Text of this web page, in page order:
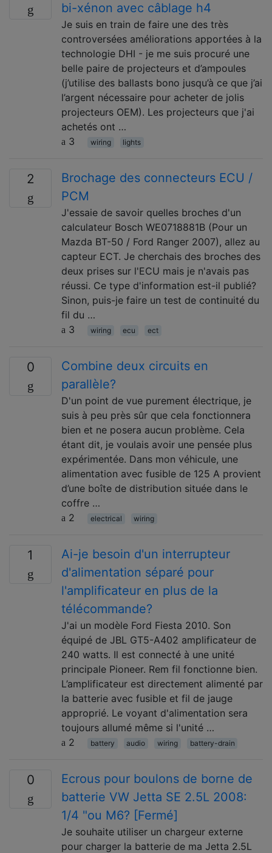
bi-xénon avec câblage h4
Je suis en train de faire une des très
controversées améliorations apportées à la
technologie DHI - je me suis procuré une
belle paire de projecteurs et d’ampoules
(j’utilise des ballasts bono jusqu’à ce que j’ai
l’argent nécessaire pour acheter de jolis
projecteurs OEM). Les projecteurs que j'ai
achetés ont …
3
wiring lights
2
Brochage des connecteurs ECU /
PCM
J'essaie de savoir quelles broches d'un
calculateur Bosch WE0718881B (Pour un
Mazda BT-50 / Ford Ranger 2007), allez au
capteur ECT. Je cherchais des broches des
deux prises sur l'ECU mais je n'avais pas
réussi. Ce type d'information est-il publié?
Sinon, puis-je faire un test de continuité du
fil du …
3
wiring ecu ect
0
Combine deux circuits en
parallèle?
D'un point de vue purement électrique, je
suis à peu près sûr que cela fonctionnera
bien et ne posera aucun problème. Cela
étant dit, je voulais avoir une pensée plus
expérimentée. Dans mon véhicule, une
alimentation avec fusible de 125 A provient
d’une boîte de distribution située dans le
coffre …
2
electrical wiring
1
Ai-je besoin d'un interrupteur
d'alimentation séparé pour
l'amplificateur en plus de la
télécommande?
J'ai un modèle Ford Fiesta 2010. Son
équipé de JBL GT5-A402 amplificateur de
240 watts. Il est connecté à une unité
principale Pioneer. Rem fil fonctionne bien.
L’amplificateur est directement alimenté par
la batterie avec fusible et fil de jauge
approprié. Le voyant d'alimentation sera
toujours allumé même si l'unité …
2
battery audio wiring battery-drain
0
Ecrous pour boulons de borne de
batterie VW Jetta SE 2.5L 2008:
1/4 "ou M6? [Fermé]
Je souhaite utiliser un chargeur externe
pour charger la batterie de ma Jetta 2.5L